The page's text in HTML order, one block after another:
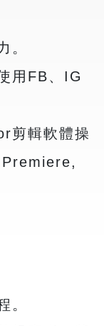
。
用FB、IG
剪輯軟體操
。